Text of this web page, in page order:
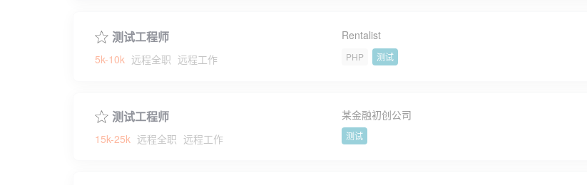
测试工程师
5k-10k 远程全职 远程工作
Rentalist
PHP 测试
测试工程师
15k-25k 远程全职 远程工作
某金融初创公司
测试